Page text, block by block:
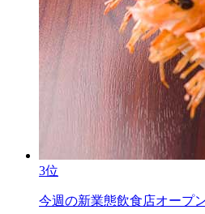
3位
今週の新業態飲食店オープ